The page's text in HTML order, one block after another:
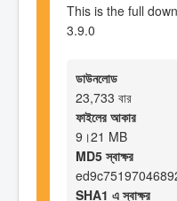
This is the full
3.9.0
ডাউনলোড
23,733 বার
ফাইলের আকার
9।21 MB
MD5 স্বাক্ষর
SHA1 এ স্বাক্ষর